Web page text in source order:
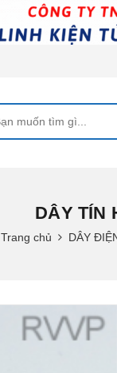
DÂY TÍN
Trang chủ DÂY